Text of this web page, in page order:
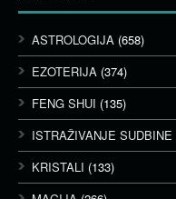
ASTROLOGIJA (658)
EZOTERIJA (374)
FENG SHUI (135)
ISTRAŽIVANJE SUDBINE
KRISTALI (133)